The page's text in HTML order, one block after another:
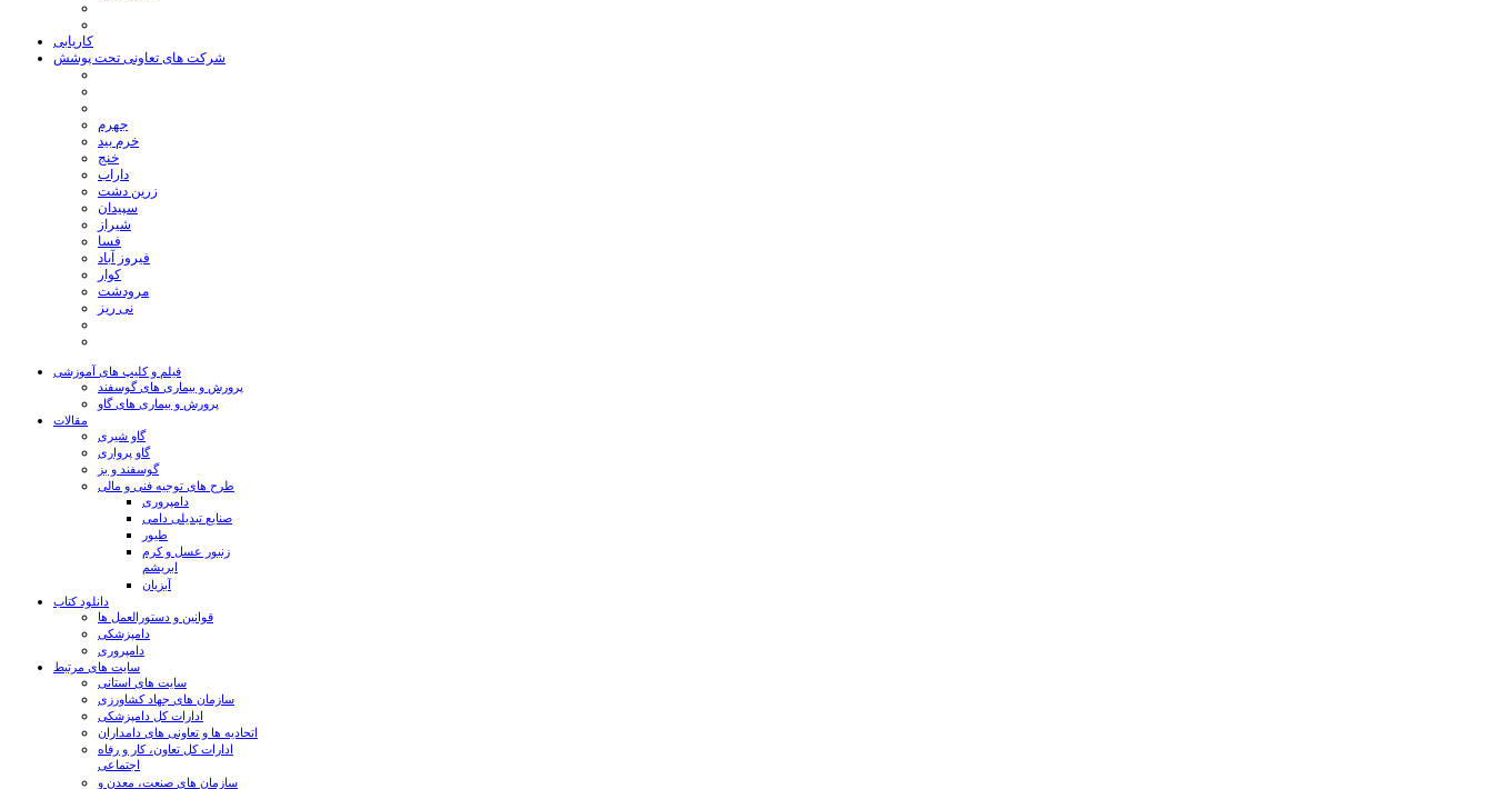
کاریابی
شرکت های تعاونی تحت پوشش
جهرم
خرم بید
خنج
داراب
زرین دشت
سپیدان
شیراز
فسا
فیروز آباد
کوار
مرودشت
نی ریز
فیلم و کلیپ های آموزشی
پرورش و بیماری های گوسفند
پرورش و بیماری های گاو
مقالات
گاو شیری
گاو پرواری
گوسفند و بز
طرح های توجیه فنی و مالی
دامپروری
صنایع تبدیلی دامی
طیور
زنبور عسل و کرم
ابریشم
آبزیان
دانلود کتاب
قوانین و دستورالعمل ها
دامپزشکی
دامپروری
سایت های مرتبط
سایت های استانی
سازمان های جهاد کشاورزی
ادارات کل دامپزشکی
اتحادیه ها و تعاونی های دامداران
ادارات کل تعاون، کار و رفاه
اجتماعی
سازمان های صنعت، معدن و